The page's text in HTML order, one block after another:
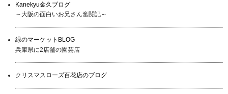
Kanekyu金久ブログ
～大阪の面白いお兄さん奮闘記～
緑のマーケットBLOG
兵庫県に2店舗の園芸店
クリスマスローズ百花店のブログ